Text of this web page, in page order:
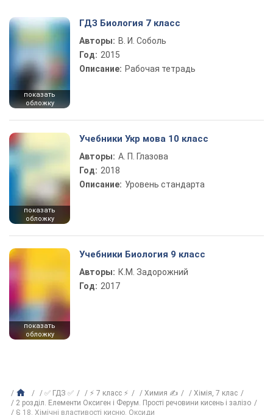
показать
обложку
ГДЗ Биология 7 класс
Авторы: В. И. Соболь
Год: 2015
Описание: Рабочая тетрадь
показать
обложку
Учебники Укр мова 10 класс
Авторы: А. П. Глазова
Год: 2018
Описание: Уровень стандарта
показать
обложку
Учебники Биология 9 класс
Авторы: К.М. Задорожний
Год: 2017
✅ ГДЗ ✅ ⚡ 7 класс ⚡ Химия ✍
Хiмiя, 7 клас
2 розділ. Елементи Оксиген і Ферум. Прості речовини кисень і залізо
§ 18. Хімічні властивості кисню. Оксиди